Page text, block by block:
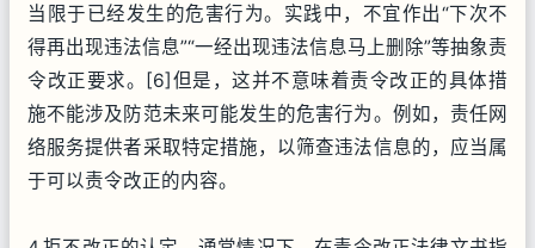
当限于已经发生的危害行为。实践中，不宜作出“下次不
得再出现违法信息”“一经出现违法信息马上删除”等抽象责
令改正要求。[6]但是，这并不意味着责令改正的具体措
施不能涉及防范未来可能发生的危害行为。例如，责任网
络服务提供者采取特定措施，以筛查违法信息的，应当属
于可以责令改正的内容。